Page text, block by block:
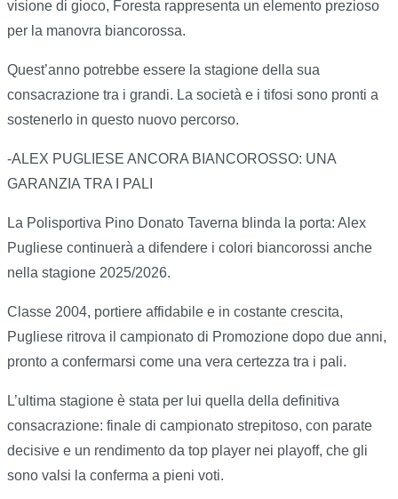
visione di gioco, Foresta rappresenta un elemento prezioso
per la manovra biancorossa.
Quest’anno potrebbe essere la stagione della sua
consacrazione tra i grandi. La società e i tifosi sono pronti a
sostenerlo in questo nuovo percorso.
-ALEX PUGLIESE ANCORA BIANCOROSSO: UNA
GARANZIA TRA I PALI
La Polisportiva Pino Donato Taverna blinda la porta: Alex
Pugliese continuerà a difendere i colori biancorossi anche
nella stagione 2025/2026.
Classe 2004, portiere affidabile e in costante crescita,
Pugliese ritrova il campionato di Promozione dopo due anni,
pronto a confermarsi come una vera certezza tra i pali.
L’ultima stagione è stata per lui quella della definitiva
consacrazione: finale di campionato strepitoso, con parate
decisive e un rendimento da top player nei playoff, che gli
sono valsi la conferma a pieni voti.